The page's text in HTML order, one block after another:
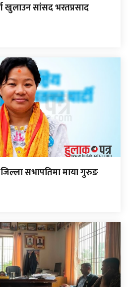
खुलाउन सांसद भरतप्रसाद
सभापतिमा माया गुरुङ